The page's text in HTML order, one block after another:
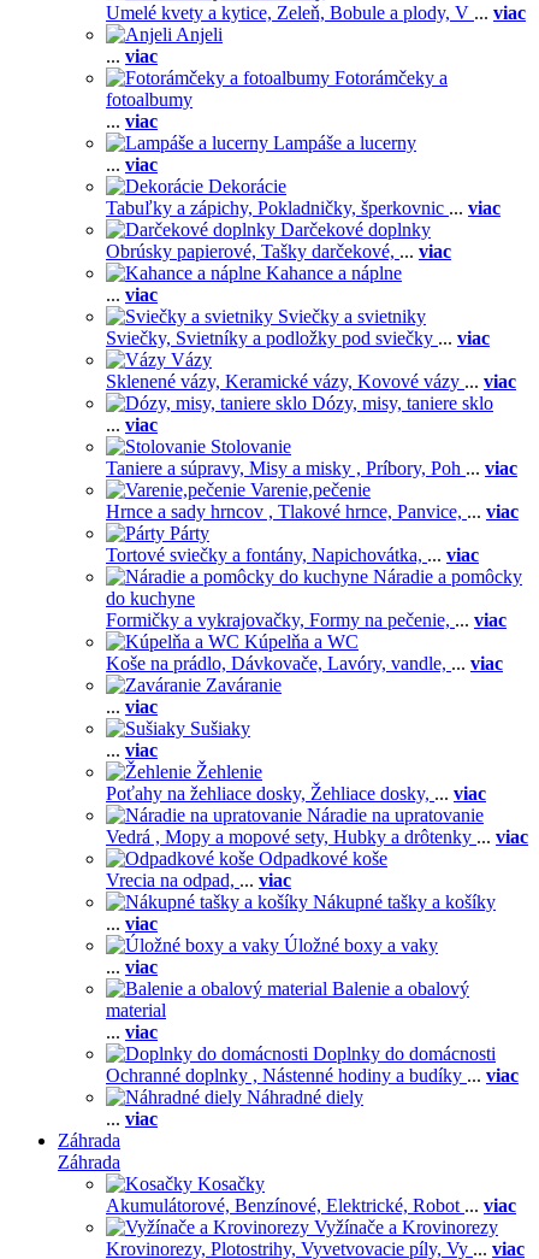
Umelé kvety a kytice, Zeleň, Bobule a plody, V ... viac
Anjeli
... viac
Fotorámčeky a
fotoalbumy
... viac
Lampáše a lucerny
... viac
Dekorácie
Tabuľky a zápichy, Pokladničky, šperkovnic ... viac
Darčekové doplnky
Obrúsky papierové, Tašky darčekové, ... viac
Kahance a náplne
... viac
Sviečky a svietniky
Sviečky, Svietníky a podložky pod sviečky ... viac
Vázy
Sklenené vázy, Keramické vázy, Kovové vázy ... viac
Dózy, misy, taniere sklo
... viac
Stolovanie
Taniere a súpravy, Misy a misky , Príbory, Poh ... viac
Varenie,pečenie
Hrnce a sady hrncov , Tlakové hrnce, Panvice, ... viac
Párty
Tortové sviečky a fontány, Napichovátka, ... viac
Náradie a pomôcky
do kuchyne
Formičky a vykrajovačky, Formy na pečenie, ... viac
Kúpelňa a WC
Koše na prádlo, Dávkovače, Lavóry, vandle, ... viac
Zaváranie
... viac
Sušiaky
... viac
Žehlenie
Poťahy na žehliace dosky, Žehliace dosky, ... viac
Náradie na upratovanie
Vedrá , Mopy a mopové sety, Hubky a drôtenky ... viac
Odpadkové koše
Vrecia na odpad, ... viac
Nákupné tašky a košíky
... viac
Úložné boxy a vaky
... viac
Balenie a obalový
material
... viac
Doplnky do domácnosti
Ochranné doplnky , Nástenné hodiny a budíky ... viac
Náhradné diely
... viac
Záhrada
Záhrada
Kosačky
Akumulátorové, Benzínové, Elektrické, Robot ... viac
Vyžínače a Krovinorezy
Krovinorezy, Plotostrihy, Vyvetvovacie píly, Vy ... viac